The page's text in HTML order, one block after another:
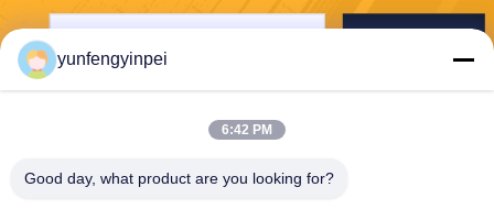
yunfengyinpei
6:42 PM
Good day, what product are you looking for?